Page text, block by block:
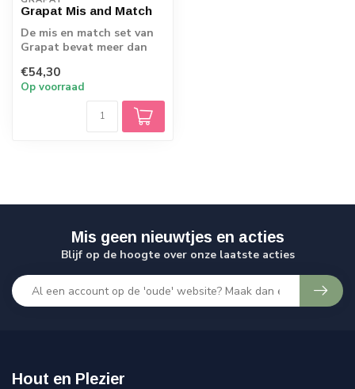
Grapat Mis and Match
De mis en match set van
Grapat bevat meer dan
kubusjes in 36 r...
€54,30
Op voorraad
Mis geen nieuwtjes en acties
Blijf op de hoogte over onze laatste acties
Hout en Plezier